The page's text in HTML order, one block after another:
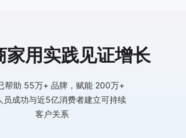
家用实践见证增长
帮助 55万+ 品牌，赋能 200万+
员成功与近5亿消费者建立可持续
客户关系